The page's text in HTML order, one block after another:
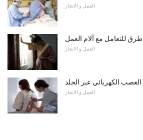
العمل و الانجاز
طرق للتعامل مع آلام العمل
العمل و الانجاز
العمل و الانجاز